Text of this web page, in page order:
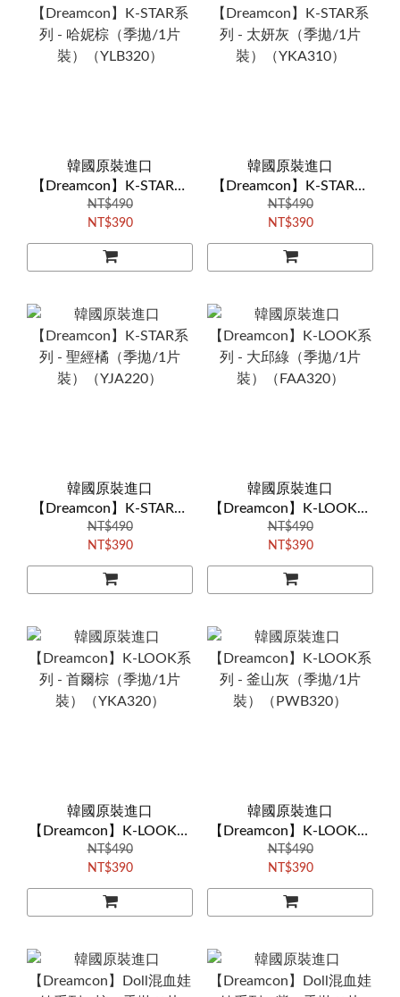
韓國原裝進口
【Dreamcon】K-STAR系
列 - 哈妮棕（季拋/1片
裝）（YLB320）
NT$490
NT$390
韓國原裝進口
【Dreamcon】K-STAR系
列 - 太妍灰（季拋/1片
裝）（YKA310）
NT$490
NT$390
韓國原裝進口
【Dreamcon】K-STAR系
列 - 聖經橘（季拋/1片
裝）（YJA220）
NT$490
NT$390
韓國原裝進口
【Dreamcon】K-LOOK系
列 - 大邱綠（季拋/1片
裝）（FAA320）
NT$490
NT$390
韓國原裝進口
【Dreamcon】K-LOOK系
列 - 首爾棕（季拋/1片
裝）（YKA320）
NT$490
NT$390
韓國原裝進口
【Dreamcon】K-LOOK系
列 - 釜山灰（季拋/1片
裝）（PWB320）
NT$490
NT$390